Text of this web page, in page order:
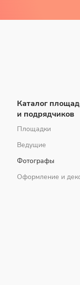
Каталог
и подрядчиков
Площадки
Ведущие
Фотографы
Оформление и